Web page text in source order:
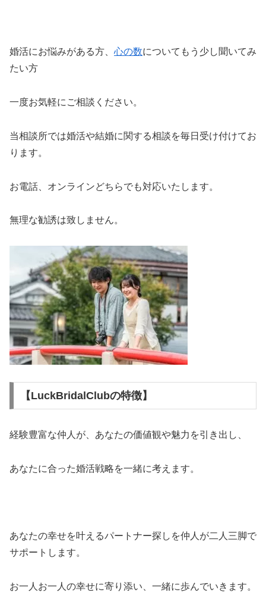
婚活にお悩みがある方、 心の数についてもう少し聞いてみ
たい方
一度お気軽にご相談ください。
当相談所では婚活や結婚に関する相談を毎日受け付けてお
ります。
お電話、オンラインどちらでも対応いたします。
無理な勧誘は致しません。
【LuckBridalClubの特徴】
経験豊富な仲人が、あなたの価値観や魅力を引き出し、
あなたに合った婚活戦略を一緒に考えます。
あなたの幸せを叶えるパートナー探しを仲人が二人三脚で
サポートします。
お一人お一人の幸せに寄り添い、一緒に歩んでいきます。